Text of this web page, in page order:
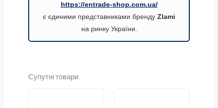
https://entrade-shop.com.ua/
є єдиними представниками бренду Zlami
на ринку України.
Супутні товари